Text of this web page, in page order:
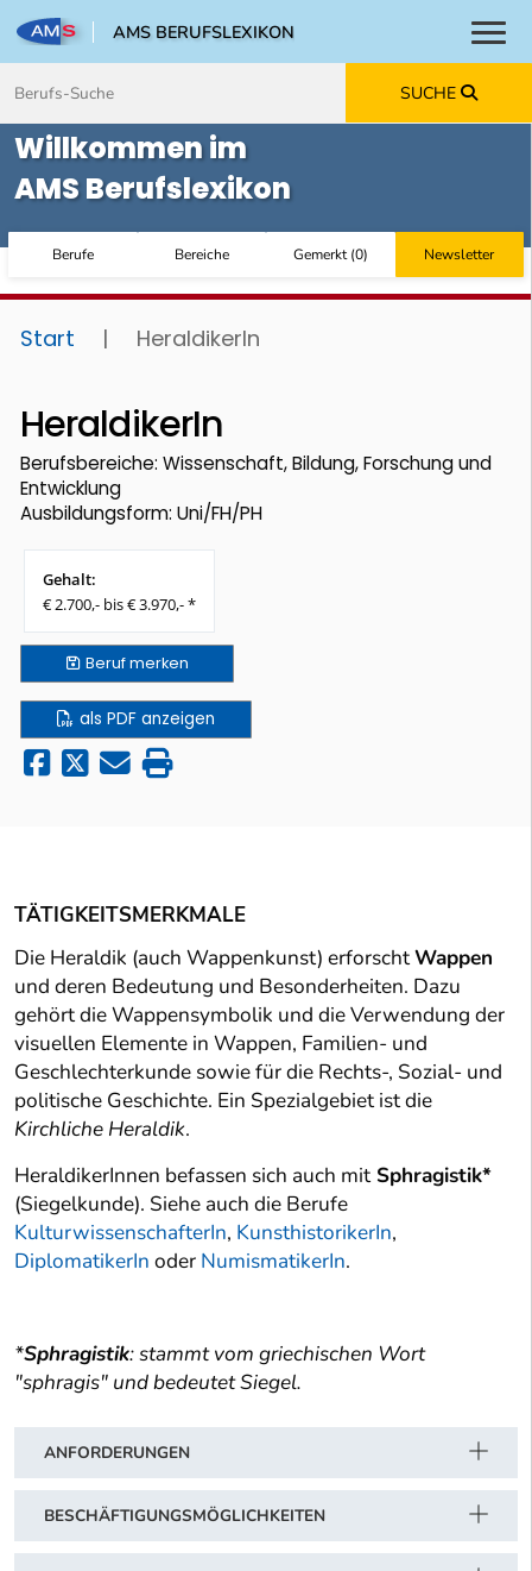
AMS BERUFSLEXIKON
SUCHE
Willkommen im
AMS Berufslexikon
Berufe Bereiche Gemerkt(0) Newsletter
Start | HeraldikerIn
HeraldikerIn
Berufsbereiche: Wissenschaft, Bildung, Forschung und
Entwicklung
Ausbildungsform: Uni/FH/PH
Gehalt:
€ 2.700,- bis € 3.970,- *
Berufmerken
als PDF anzeigen
TÄTIGKEITSMERKMALE
Die Heraldik (auch Wappenkunst) erforschtWappen
und deren Bedeutung und Besonderheiten. Dazu
gehört die Wappensymbolik und die Verwendung der
visuellen Elemente in Wappen, Familien- und
Geschlechterkunde sowie für die Rechts-, Sozial- und
politische Geschichte. Ein Spezialgebiet ist die
Kirchliche Heraldik.
HeraldikerInnen befassen sich auch mitSphragistik*
(Siegelkunde). Siehe auch die Berufe
KulturwissenschafterIn, KunsthistorikerIn,
DiplomatikerIn oder NumismatikerIn.
*Sphragistik: stammt vom griechischen Wort
"sphragis" und bedeutet Siegel.
ANFORDERUNGEN
BESCHÄFTIGUNGSMÖGLICHKEITEN